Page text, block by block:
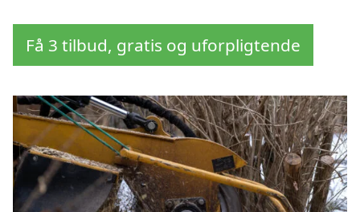
Få 3 tilbud, gratis og uforpligtende